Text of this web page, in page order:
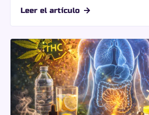
capacidad para mitigar dolores
ansiedad sin alterar la conciencia.
eficaz.
Leer el artículo